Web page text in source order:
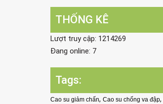
THỐNG KÊ
Lượt truy cập: 1214269
Đang online: 7
Tags:
Cao su giảm chấn, Cao su chống va đập,